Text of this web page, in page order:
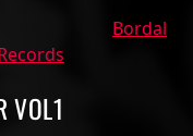
Bordal
VOL1